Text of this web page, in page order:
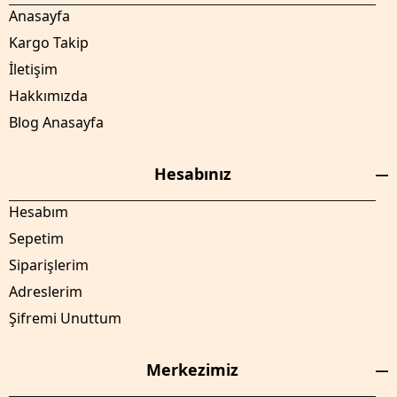
Anasayfa
Kargo Takip
İletişim
Hakkımızda
Blog Anasayfa
Hesabınız
Hesabım
Sepetim
Siparişlerim
Adreslerim
Şifremi Unuttum
Merkezimiz